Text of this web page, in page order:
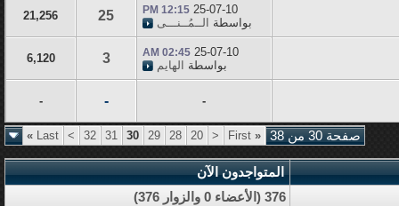
25-07-10
12:15 PM
بواسطة الــمُــنـــى 25
21,256
25-07-10
02:45 AM
بواسطة الهايم 3
6,120
-
-
-
صفحة 30 من 38 «
<
20
28
29
30
31
32
>
Last
»
المتواجدون الآن
376 (الأعضاء 0 والزوار 376)